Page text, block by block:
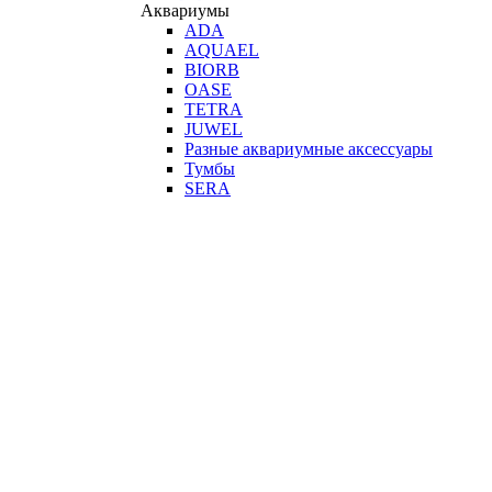
Аквариумы
ADA
AQUAEL
BIORB
OASE
TETRA
JUWEL
Разные аквариумные аксессуары
Тумбы
SERA